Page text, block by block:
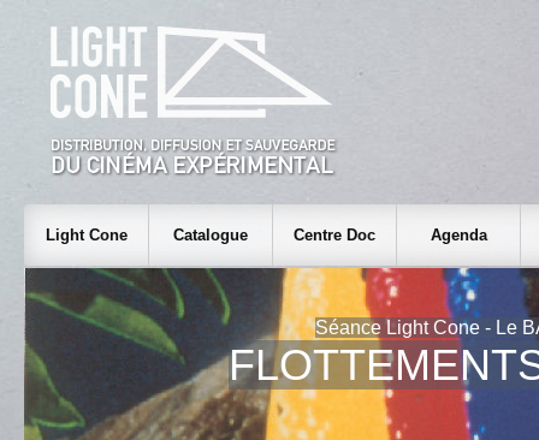
Light Cone Catalogue Centre Doc Agenda
Séance Light Cone - Le